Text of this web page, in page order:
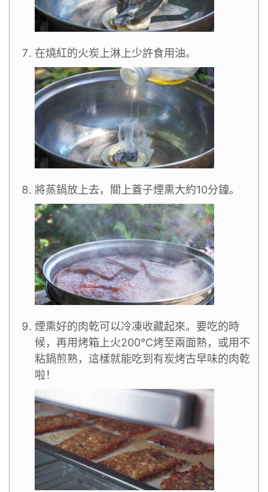
在燒紅的火炭上淋上少許食用油。
將蒸鍋放上去，關上蓋子煙熏大約10分鐘。
煙熏好的肉乾可以冷凍收藏起來。要吃的時
候，再用烤箱上火200°C烤至兩面熟，或用不
粘鍋煎熟，這樣就能吃到有炭烤古早味的肉乾
啦！